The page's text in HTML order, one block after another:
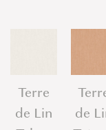
Terre
de Lin
de